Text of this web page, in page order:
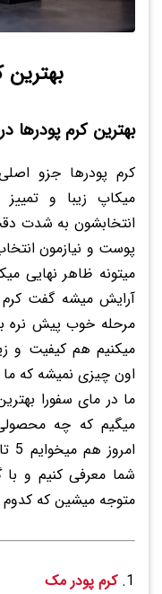
بهترین
بهترین کرم پودرها
کرم پودرها جزو
میکاپ زیبا و
انتخابشون به شدت
پوست و نیازمون
میتونه ظاهر نهایی
آرایش میشه گفت
مرحله خوب پیش نره
میکنیم هم کیفیت و
اون چیزی نمیشه که
ما در مای سفورا
میگیم که چه
شما معرفی کنیم و
متوجه میشین که
کرم پودر مک